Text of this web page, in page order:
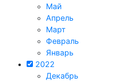
Май
Апрель
Март
Февраль
Январь
2022
Декабрь